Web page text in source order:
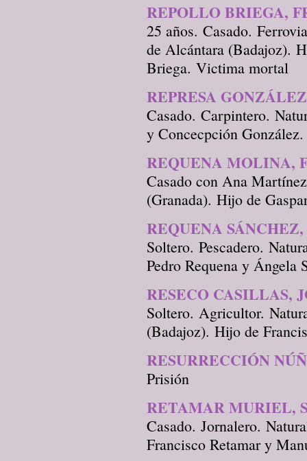
REPOLLO BRIEGA,
25 años. Casado.
de Alcántara (Badajoz).
Briega. Victima mortal
REPRESA
Casado. Carpintero.
y Concecpción
REQUENA MOLINA,
Casado con Ana
(Granada). Hijo de
REQUENA
Soltero. Pescadero.
Pedro Requena y Ángela
RESECO CASILLAS,
Soltero. Agricultor.
(Badajoz). Hijo de
RESURRECCIÓN
Prisión
RETAMAR MURIEL,
Casado. Jornalero.
Francisco Retamar y